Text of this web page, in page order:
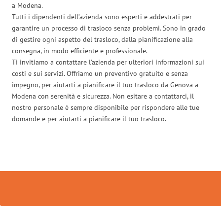
a Modena.
Tutti i dipendenti dell’azienda sono esperti e addestrati per
garantire un processo di trasloco senza problemi. Sono in grado
di gestire ogni aspetto del trasloco, dalla pianificazione alla
consegna, in modo efficiente e professionale.
Ti invitiamo a contattare l’azienda per ulteriori informazioni sui
costi e sui servizi. Offriamo un preventivo gratuito e senza
impegno, per aiutarti a pianificare il tuo trasloco da Genova a
Modena con serenità e sicurezza. Non esitare a contattarci, il
nostro personale è sempre disponibile per rispondere alle tue
domande e per aiutarti a pianificare il tuo trasloco.